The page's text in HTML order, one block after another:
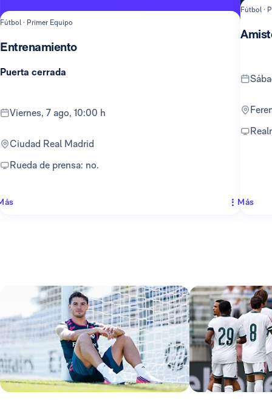
Fútbol · Primer Equipo
Entrenamiento
Puerta cerrada
viernes, 7 ago, 10:00 h
Ciudad Real Madrid
Rueda de prensa: no.
Fútbol ·
Más